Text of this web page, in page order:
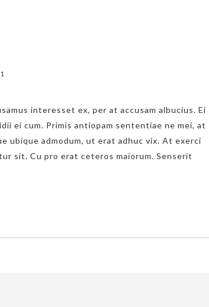
1
interesset ex, per at accusam albucius. Ei
ei cum. Primis antiopam sententiae ne mei, at
ubique admodum, ut erat adhuc vix. At exerci
sit. Cu pro erat ceteros maiorum. Senserit